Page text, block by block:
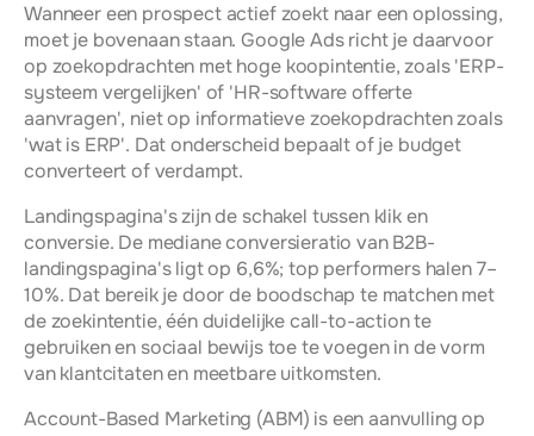
Wanneer een prospect actief zoekt naar een oplossing,
moet je bovenaan staan. Google Ads richt je daarvoor
op zoekopdrachten met hoge koopintentie, zoals 'ERP-
systeem vergelijken' of 'HR-software offerte
aanvragen', niet op informatieve zoekopdrachten zoals
'wat is ERP'. Dat onderscheid bepaalt of je budget
converteert of verdampt.
Landingspagina's zijn de schakel tussen klik en
conversie. De mediane conversieratio van B2B-
landingspagina's ligt op 6,6%; top performers halen 7–
10%. Dat bereik je door de boodschap te matchen met
de zoekintentie, één duidelijke call-to-action te
gebruiken en sociaal bewijs toe te voegen in de vorm
van klantcitaten en meetbare uitkomsten.
Account-Based Marketing (ABM) is een aanvulling op